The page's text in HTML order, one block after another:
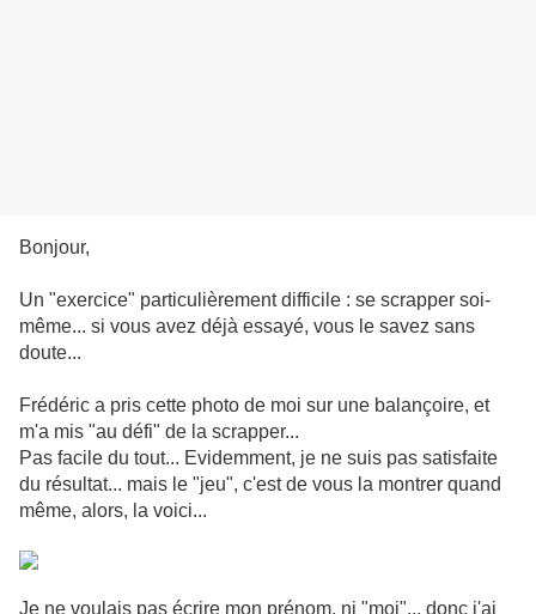
Bonjour,
Un "exercice" particulièrement difficile : se scrapper soi-
même... si vous avez déjà essayé, vous le savez sans
doute...
Frédéric a pris cette photo de moi sur une balançoire, et
m'a mis "au défi" de la scrapper...
Pas facile du tout... Evidemment, je ne suis pas satisfaite
du résultat... mais le "jeu", c'est de vous la montrer quand
même, alors, la voici...
Je ne voulais pas écrire mon prénom, ni "moi"... donc j'ai